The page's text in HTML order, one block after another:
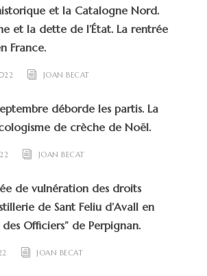
et la Catalogne Nord.
et la dette de l’État. La rentrée
France.
JOAN BECAT
déborde les partis. La
de crèche de Noël.
JOAN BECAT
de vulnération des droits
de Sant Feliu d’Avall en
Officiers” de Perpignan.
JOAN BECAT